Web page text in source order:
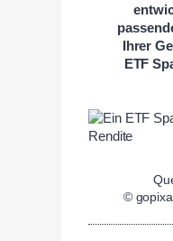
Ihrer
ETF
©